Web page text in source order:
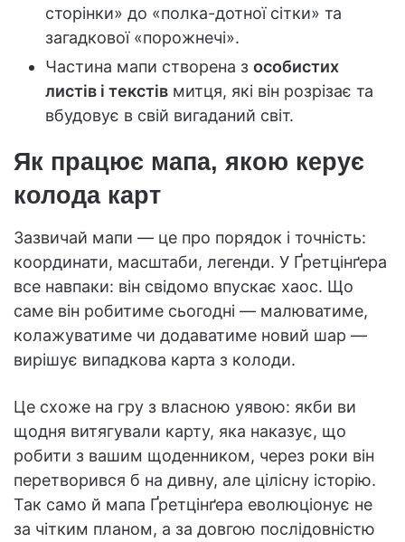
сторінки» до «полка-дотної сітки» та
загадкової «порожнечі».
Частина мапи створена з особистих
листів і текстів митця, які він розрізає та
вбудовує в свій вигаданий світ.
Як працює мапа, якою керує
колода карт
Зазвичай мапи — це про порядок і точність:
координати, масштаби, легенди. У Ґретцінґера
все навпаки: він свідомо впускає хаос. Що
саме він робитиме сьогодні — малюватиме,
колажуватиме чи додаватиме новий шар —
вирішує випадкова карта з колоди.
Це схоже на гру з власною уявою: якби ви
щодня витягували карту, яка наказує, що
робити з вашим щоденником, через роки він
перетворився б на дивну, але цілісну історію.
Так само й мапа Ґретцінґера еволюціонує не
за чітким планом, а за довгою послідовністю